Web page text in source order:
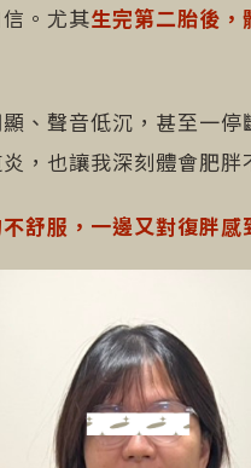
。尤其生完第二胎後
、聲音低沉，甚至一
，也讓我深刻體會肥
舒服，一邊又對復胖感